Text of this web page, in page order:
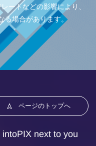
ートなどの影響により、
る場合があります。
ページのトップへ
intoPIX next to you